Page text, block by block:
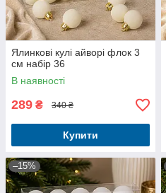
Ялинкові кулі айворі флок 3
см набір 36
В наявності
289 ₴ 340 ₴
Купити
–15%